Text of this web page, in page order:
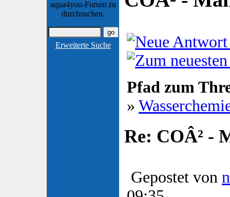
aqua4you-Forum zu
durchsuchen.
Erweiterte Suche
Pfad zum
»
Re: COÂ² -
Gepostet von